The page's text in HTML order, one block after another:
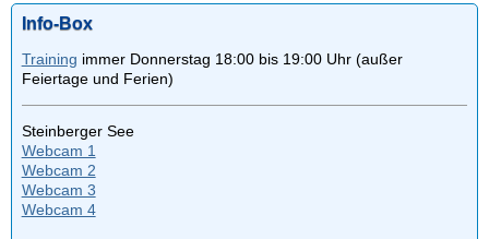
Info-Box
Training immer Donnerstag 18:00 bis 19:00 Uhr (außer
Feiertage und Ferien)
Steinberger See
Webcam 1
Webcam 2
Webcam 3
Webcam 4